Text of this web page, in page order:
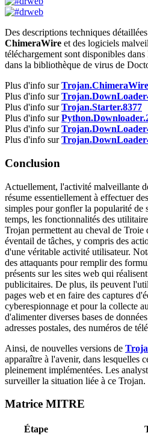
Des descriptions techniques
ChimeraWire et des logiciels
téléchargement sont disponibles
dans la bibliothèque de virus de
Plus d'info surTrojan.ChimeraWire
Plus d'info sur
Plus d'info surTrojan.Starter.8377
Plus d'info sur
Plus d'info sur
Plus d'info sur
Conclusion
Actuellement, l'activité malveillante
résume essentiellement à effectuer
simples pour gonfler la popularité de
temps, les fonctionnalités des
Trojan permettent au cheval de Troie
éventail de tâches, y compris des
d'une véritable activité utilisateur.
des attaquants pour remplir des
présents sur les sites web qui
publicitaires. De plus, ils peuvent
pages web et en faire des captures
cyberespionnage et pour la collecte
d'alimenter diverses bases de
adresses postales, des numéros de
Ainsi, de nouvelles versions de
apparaître à l'avenir, dans lesquelles
pleinement implémentées. Les
surveiller la situation liée à ce Trojan.
Matrice MITRE
Étape